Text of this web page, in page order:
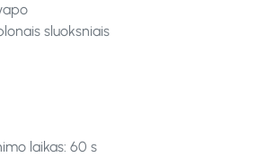
sluoksniais
laikas: 60 s